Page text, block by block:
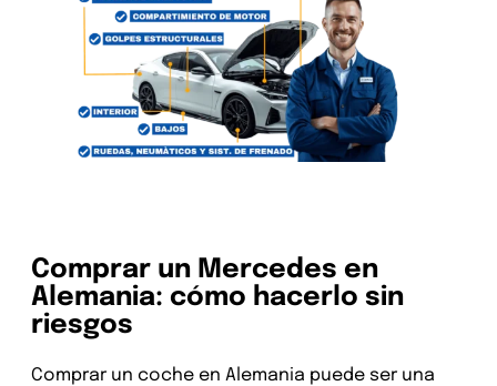
Comprar un Mercedes en
Alemania: cómo hacerlo sin
riesgos
Comprar un coche en Alemania puede ser una